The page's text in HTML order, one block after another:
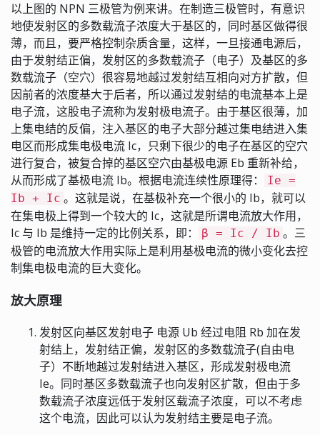
以上图的 NPN 三极管为例来讲。在制造三极管时，有意识
地使发射区的多数载流子浓度大于基区的，同时基区做得很
薄，而且，要严格控制杂质含量，这样，一旦接通电源后，
由于发射结正偏，发射区的多数载流子（电子）及基区的多
数载流子（空穴）很容易地越过发射结互相向对方扩散，但
因前者的浓度基大于后者，所以通过发射结的电流基本上是
电子流，这股电子流称为发射极电流子。由于基区很薄，加
上集电结的反偏，注入基区的电子大部分越过集电结进入集
电区而形成集电极电流 Ic，只剩下很少的电子在基区的空穴
进行复合，被复合掉的基区空穴由基极电源 Eb 重新补给，
从而形成了基极电流 Ib。根据电流连续性原理得：
Ie =
Ib + Ic 。这就是说，在基极补充一个很小的 Ib，就可以
在集电极上得到一个较大的 Ic，这就是所谓电流放大作用，
Ic 与 Ib 是维持一定的比例关系，即：
β = Ic / Ib 。三
极管的电流放大作用实际上是利用基极电流的微小变化去控
制集电极电流的巨大变化。
放大原理
发射区向基区发射电子 电源 Ub 经过电阻 Rb 加在发
射结上，发射结正偏，发射区的多数载流子(自由电
子）不断地越过发射结进入基区，形成发射极电流
Ie。同时基区多数载流子也向发射区扩散，但由于多
数载流子浓度远低于发射区载流子浓度，可以不考虑
这个电流，因此可以认为发射结主要是电子流。